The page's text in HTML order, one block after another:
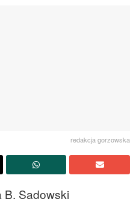
redakcja gorzowska
B. Sadowski